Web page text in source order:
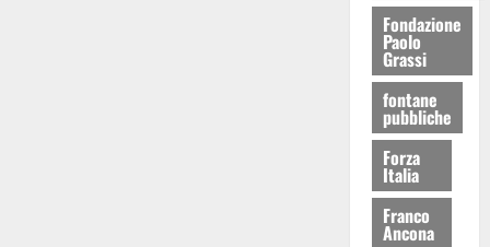
Fondazione
Paolo
Grassi
fontane
pubbliche
Forza
Italia
Franco
Ancona